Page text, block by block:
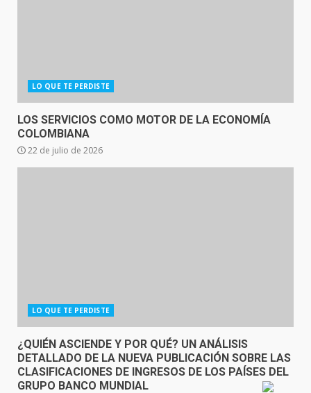
LO QUE TE PERDISTE
LOS SERVICIOS COMO MOTOR DE LA ECONOMÍA
COLOMBIANA
22 de julio de 2026
LO QUE TE PERDISTE
¿QUIÉN ASCIENDE Y POR QUÉ? UN ANÁLISIS
DETALLADO DE LA NUEVA PUBLICACIÓN SOBRE LAS
CLASIFICACIONES DE INGRESOS DE LOS PAÍSES DEL
GRUPO BANCO MUNDIAL